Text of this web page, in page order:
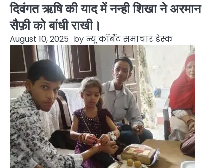
दिवंगत ऋषि की याद में नन्ही शिखा ने अरमान
सैफ़ी को बांधी राखी।
August 10, 2025 byन्यू कॉर्बेट समाचार डेस्क